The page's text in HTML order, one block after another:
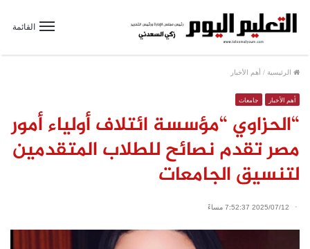
القائمة
الرئيسية / أهم الأخبار
أهم الأخبار جامعات
“الحزاوي “مؤسسة ائتلاف أولياء أمور
مصر تقدم نصائح للطلاب المتقدمين
لتنسيق الجامعات
2025/07/12 7:52:37 مساءً